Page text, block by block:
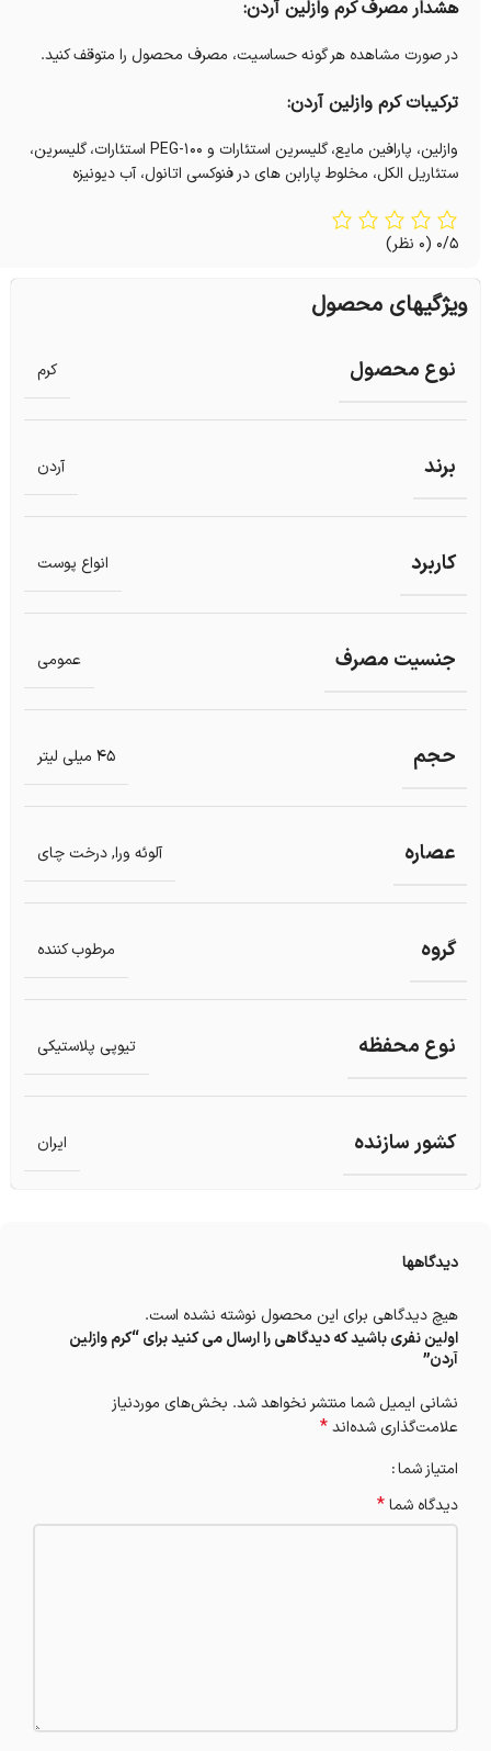
هشدار مصرف کرم وازلین آردن:
در صورت مشاهده هر گونه حساسیت، مصرف محصول را متوقف کنید.
ترکیبات کرم وازلین آردن:
وازلین، پارافین مایع، گلیسرین استئارات و PEG-100 استئارات، گلیسرین،
ستئاریل الکل، مخلوط پارابن های در فنوکسی اتانول، آب دیونیزه
0/5 (0 نظر)
ویژگیهای محصول
نوع محصول کرم
برند آردن
کاربرد انواع پوست
جنسیت مصرف عمومی
حجم 45 میلی لیتر
عصاره آلوئه ورا,درخت چای
گروه مرطوب کننده
نوع محفظه تیوپی پلاستیکی
کشور سازنده ایران
دیدگاهها
هیچ دیدگاهی برای این محصول نوشته نشده است.
اولین نفری باشید که دیدگاهی را ارسال می کنید برای “کرم وازلین
آردن”
نشانی ایمیل شما منتشر نخواهد شد. بخش‌های موردنیاز
علامت‌گذاری شده‌اند*
امتیاز شما
دیدگاه شما*